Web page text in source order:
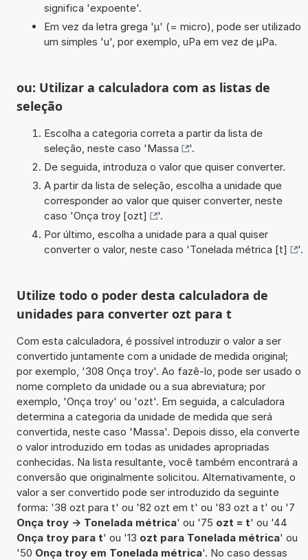
significa 'expoente'.
Em vez da letra grega 'µ' (= micro), pode ser utilizado
um simples 'u', por exemplo, uPa em vez de µPa.
ou: Utilizar a calculadora com as listas de
seleção
Escolha a categoria correta a partir da lista de
seleção, neste caso 'Massa
'.
De seguida, introduza o valor que quiser converter.
A partir da lista de seleção, escolha a unidade que
corresponder ao valor que quiser converter, neste
caso 'Onça troy [ozt]
'.
Por último, escolha a unidade para a qual quiser
converter o valor, neste caso 'Tonelada métrica [t] '.
Utilize todo o poder desta calculadora de
unidades para converter ozt para t
Com esta calculadora, é possível introduzir o valor a ser
convertido juntamente com a unidade de medida original;
por exemplo, '308 Onça troy'. Ao fazê-lo, pode ser usado o
nome completo da unidade ou a sua abreviatura; por
exemplo, 'Onça troy' ou 'ozt'. Em seguida, a calculadora
determina a categoria da unidade de medida que será
convertida, neste caso 'Massa'. Depois disso, ela converte
o valor introduzido em todas as unidades apropriadas
conhecidas. Na lista resultante, você também encontrará a
conversão que originalmente solicitou. Alternativamente, o
valor a ser convertido pode ser introduzido da seguinte
forma: '38 ozt para t' ou '82 ozt em t' ou '83 ozt a t' ou '7
Onça troy -> Tonelada métrica' ou '75 ozt = t' ou '44
Onça troy para t' ou '13 ozt para Tonelada métrica' ou
'50 Onça troy em Tonelada métrica'. No caso dessas